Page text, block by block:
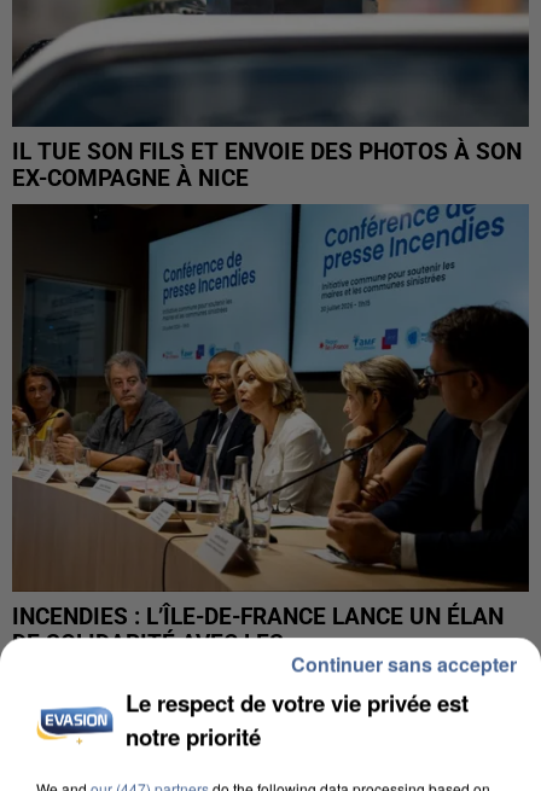
IL TUE SON FILS ET ENVOIE DES PHOTOS À SON
EX-COMPAGNE À NICE
INCENDIES : L’ÎLE-DE-FRANCE LANCE UN ÉLAN
DE SOLIDARITÉ AVEC LES...
Le respect de votre vie privée est
notre priorité
Continuer sans accepter